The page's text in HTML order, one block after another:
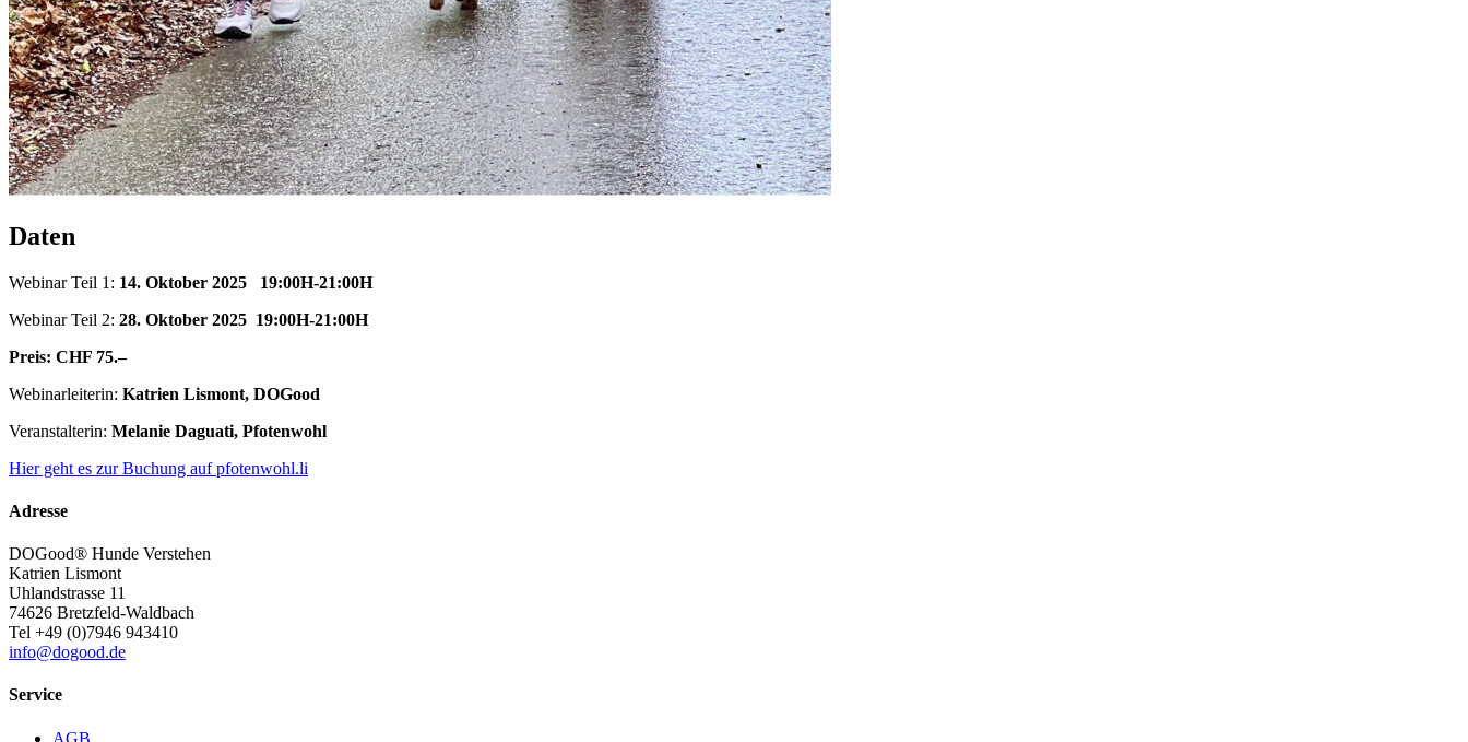
Daten
Webinar Teil 1: 14. Oktober 2025 19:00H-21:00H
Webinar Teil 2: 28. Oktober 2025 19:00H-21:00H
Preis: CHF 75.–
Webinarleiterin: Katrien Lismont, DOGood
Veranstalterin: Melanie Daguati, Pfotenwohl
Hier geht es zur Buchung auf pfotenwohl.li
Adresse
DOGood® Hunde Verstehen
Katrien Lismont
Uhlandstrasse 11
74626 Bretzfeld-Waldbach
Tel +49 (0)7946 943410
info@dogood.de
Service
AGB